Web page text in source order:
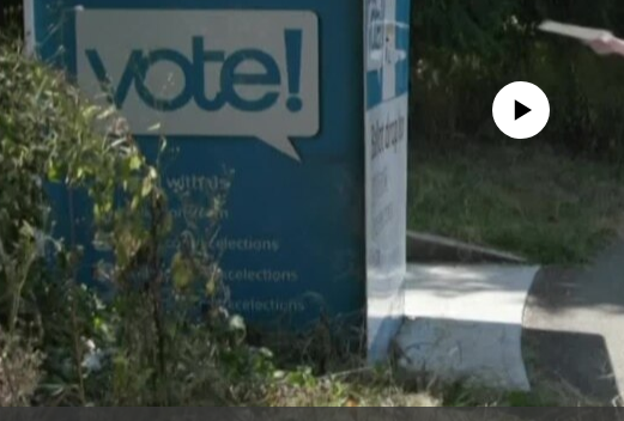
No media source currently